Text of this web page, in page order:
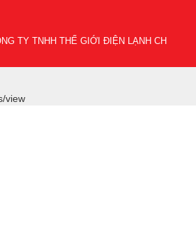
TY TNHH THẾ GIỚI ĐIỆN LẠNH CH
view